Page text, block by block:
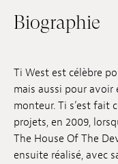
FR
Soumissions
Archives
Publications
Biographie
Ti West est célèbre
mais aussi pour avoir
monteur. Ti s’est fait
projets, en 2009,
The House Of The
ensuite réalisé, avec